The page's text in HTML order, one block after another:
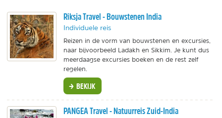
Riksja Travel - Bouwstenen India
Individuele reis
Reizen in de vorm van bouwstenen en excursies,
naar bijvoorbeeld Ladakh en Sikkim. Je kunt dus
meerdaagse excursies boeken en de rest zelf
regelen.
BEKIJK
PANGEA Travel - Natuurreis Zuid-India